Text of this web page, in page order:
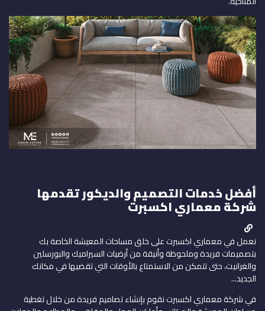
أفضل خدمات التصميم والديكور تقدمها
شركة معماري اكسبرت
نعمل في معماري اكسبرت على خلق مساحات المعيشة الخاصة بك
بتصميمات فريدة وملحوظة وأنيقة من أرضيات السيراميك والبورسلين
والغرانيت، حتى تتمكن من الاستمتاع بالأوقات التي تقضيها في مكانك
الجديد...
في شركة معماري اكسبرت نقوم بإنشاء تصاميم فريدة من خلال تغطية